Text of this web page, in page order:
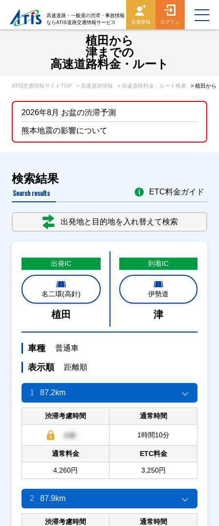
高速道路・一般道の渋滞・事故情報
ならATIS道路交通情報サービス
会員登録 ログイン
植田から
津までの
高速道路料金・ルート
ATIS交通情報サイトTOP > 高速道路情報 > 高速道路料金・ルート検索 > 植田から
2026年8月 お盆の渋滞予測
熊本地震の影響について
検索結果
Search results
出発地と目的地を入れ替えて検索
ETC料金ガイド
出発IC
名二環(高針)
植田
到着IC
伊勢道
津
車種 普通車
表示順 距離順
1 87.2km
渋滞考慮時間 通常時間
1時間10分
通常料金
4,260円
ETC料金
3,250円
2 87.9km
渋滞考慮時間 通常時間